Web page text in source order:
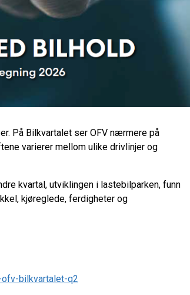
På Bilkvartalet ser OFV nærmere på
varierer mellom ulike drivlinjer og
kvartal, utviklingen i lastebilparken, funn
kjøreglede, ferdigheter og
bilkvartalet-q2